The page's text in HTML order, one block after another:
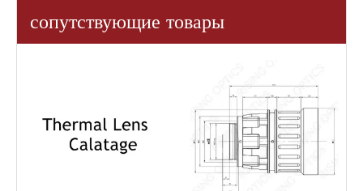
сопутствующие товары